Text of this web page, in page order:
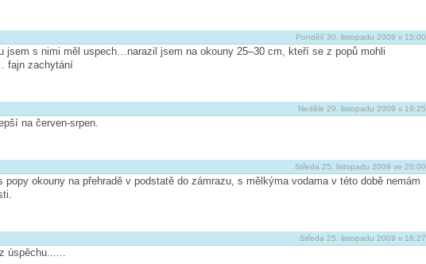
Pondělí 30. listopadu 2009 v 15:00
jsem s nimi měl uspech…narazil jsem na okouny 25–30 cm, kteří se z popů mohli
fajn zachytání
Neděle 29. listopadu 2009 v 19:25
na červen-srpen.
Středa 25. listopadu 2009 ve 20:00
popy okouny na přehradě v podstatě do zámrazu, s mělkýma vodama v této době nemám
Středa 25. listopadu 2009 v 16:27
úspěchu......